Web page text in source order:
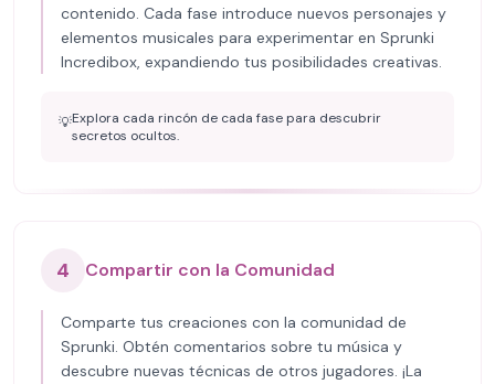
contenido. Cada fase introduce nuevos personajes y
elementos musicales para experimentar en Sprunki
Incredibox, expandiendo tus posibilidades creativas.
💡Explora cada rincón de cada fase para descubrir
secretos ocultos.
4 Compartir con la Comunidad
Comparte tus creaciones con la comunidad de
Sprunki. Obtén comentarios sobre tu música y
descubre nuevas técnicas de otros jugadores. ¡La